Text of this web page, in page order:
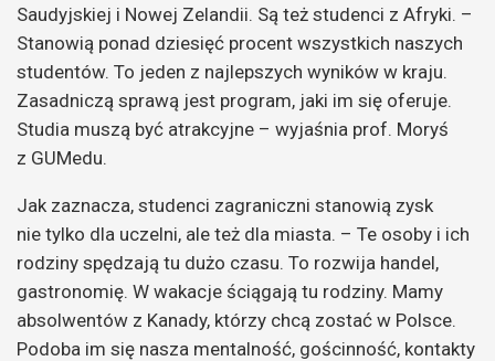
Saudyjskiej i Nowej Zelandii. Są też studenci z Afryki. –
Stanowią ponad dziesięć procent wszystkich naszych
studentów. To jeden z najlepszych wyników w kraju.
Zasadniczą sprawą jest program, jaki im się oferuje.
Studia muszą być atrakcyjne – wyjaśnia prof. Moryś
z GUMedu.
Jak zaznacza, studenci zagraniczni stanowią zysk
nie tylko dla uczelni, ale też dla miasta. – Te osoby i ich
rodziny spędzają tu dużo czasu. To rozwija handel,
gastronomię. W wakacje ściągają tu rodziny. Mamy
absolwentów z Kanady, którzy chcą zostać w Polsce.
Podoba im się nasza mentalność, gościnność, kontakty